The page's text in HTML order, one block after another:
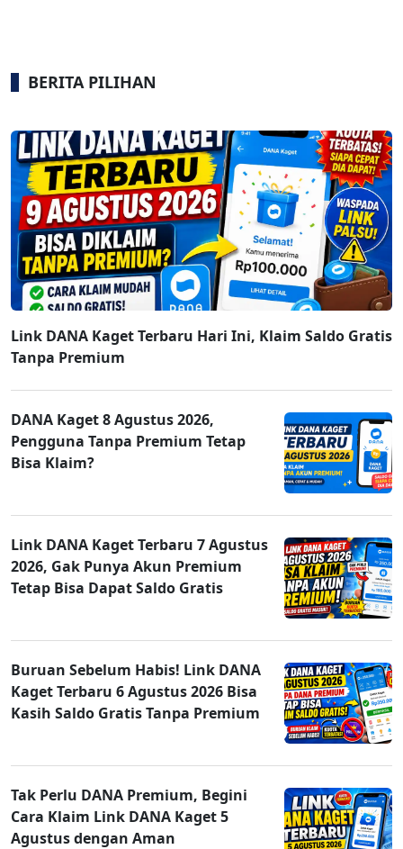
BERITA PILIHAN
Link DANA Kaget Terbaru Hari Ini, Klaim Saldo Gratis
Tanpa Premium
DANA Kaget 8 Agustus 2026,
Pengguna Tanpa Premium Tetap
Bisa Klaim?
Link DANA Kaget Terbaru 7 Agustus
2026, Gak Punya Akun Premium
Tetap Bisa Dapat Saldo Gratis
Buruan Sebelum Habis! Link DANA
Kaget Terbaru 6 Agustus 2026 Bisa
Kasih Saldo Gratis Tanpa Premium
Tak Perlu DANA Premium, Begini
Cara Klaim Link DANA Kaget 5
Agustus dengan Aman